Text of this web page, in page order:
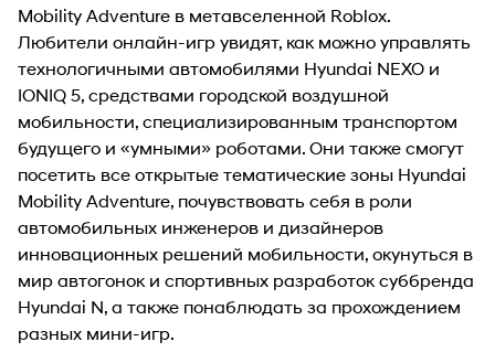
Mobility Adventure в метавселенной Roblox.
Любители онлайн-игр увидят, как можно управлять
технологичными автомобилями Hyundai NEXO и
IONIQ 5, средствами городской воздушной
мобильности, специализированным транспортом
будущего и «умными» роботами. Они также смогут
посетить все открытые тематические зоны Hyundai
Mobility Adventure, почувствовать себя в роли
автомобильных инженеров и дизайнеров
инновационных решений мобильности, окунуться в
мир автогонок и спортивных разработок суббренда
Hyundai N, а также понаблюдать за прохождением
разных мини-игр.